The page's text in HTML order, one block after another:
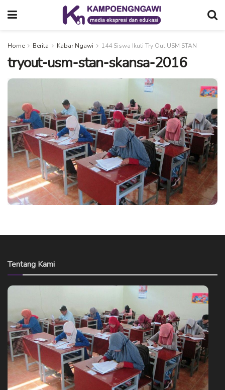
Home Berita Kabar Ngawi 144 Siswa Ikuti Try Out USM STAN
tryout-usm-stan-skansa-2016
Tentang Kami